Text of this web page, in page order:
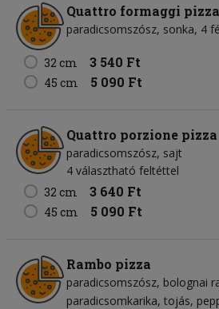
Quattro formaggi pizza
paradicsomszósz sonka 4
32 cm 3 540 Ft
45 cm 5 090 Ft
Quattro porzione pizza
paradicsomszósz sajt
4 választható feltéttel
32 cm
3 640 Ft
45 cm 5 090 Ft
Rambo pizza
paradicsomszósz bolognai
paradicsomkarika tojás